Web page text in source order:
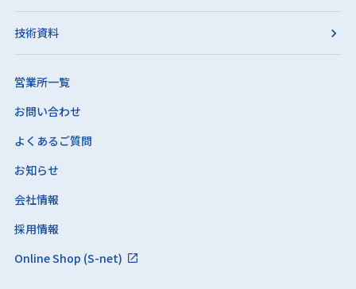
技術資料
営業所一覧
お問い合わせ
よくあるご質問
お知らせ
会社情報
採用情報
Online Shop (S-net)